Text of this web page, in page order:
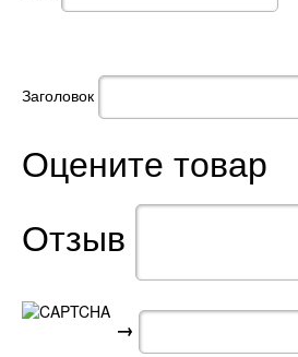
Заголовок
Оцените товар
Отзыв
→